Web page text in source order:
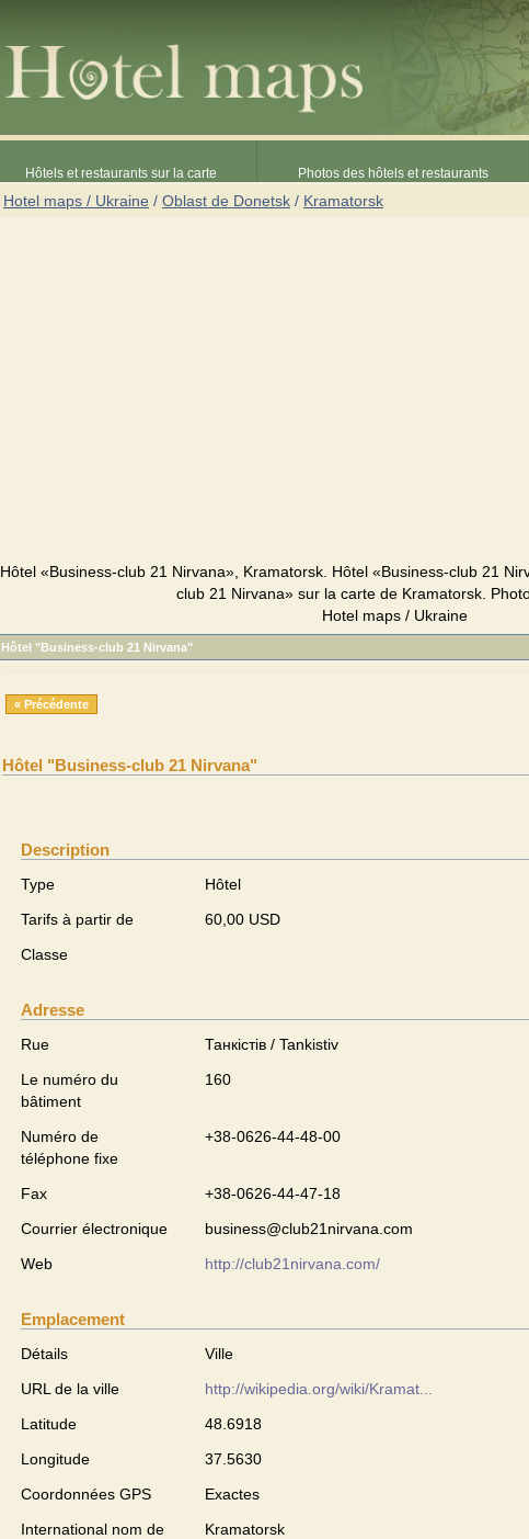
Hôtels et restaurants sur la carte Photos des hôtels et restaurants
Hotel maps / Ukraine / Oblast de Donetsk / Kramatorsk
Hôtel «Business-club 21 Nirvana», Kramatorsk. Hôtel «Business-club 21
club 21 Nirvana» sur la carte de Kramatorsk.
Hotel maps / Ukraine
Hôtel "Business-club 21 Nirvana"
« Précédente
Hôtel "Business-club 21 Nirvana"
Description
Type
Hôtel
Tarifs à partir de
60,00 USD
Classe
Adresse
Rue
Танкістів / Tankistiv
Le numéro du
bâtiment
160
Numéro de
téléphone fixe
+38-0626-44-48-00
Fax
+38-0626-44-47-18
Courrier électronique
business@club21nirvana.com
Web
http://club21nirvana.com/
Emplacement
Détails
Ville
URL de la ville
http://wikipedia.org/wiki/Kramat...
Latitude
48.6918
Longitude
37.5630
Coordonnées GPS
Exactes
International nom de
Kramatorsk